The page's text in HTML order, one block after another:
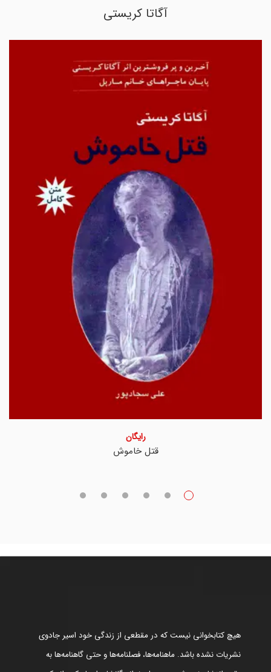
آگاتا کریستی
قتل خاموش
رایگان
هیچ کتابخوانی نیست که در مقطعی از زندگی خود اسیر جادوی
نشریات نشده باشد. ماهنامه‌ها، فصلنامه‌ها و حتی گاهنامه‌ها به